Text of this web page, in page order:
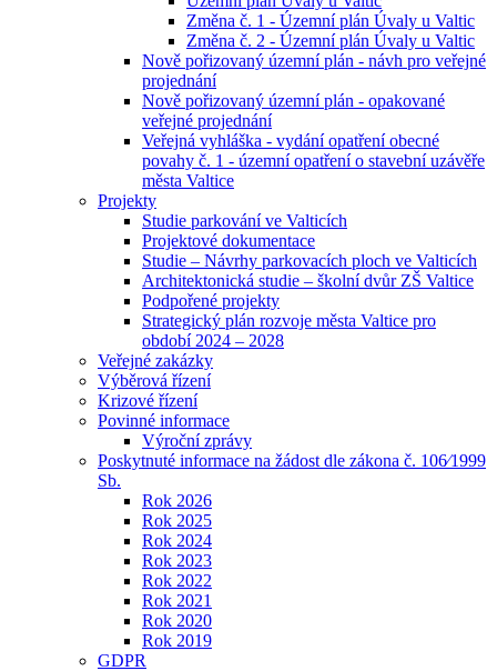
Změna č. 1 - Územní plán Úvaly u Valtic
Změna č. 2 - Územní plán Úvaly u Valtic
Nově pořizovaný územní plán - návh pro veřejné
projednání
Nově pořizovaný územní plán - opakované
veřejné projednání
Veřejná vyhláška - vydání opatření obecné
povahy č. 1 - územní opatření o stavební uzávěře
města Valtice
Projekty
Studie parkování ve Valticích
Projektové dokumentace
Studie – Návrhy parkovacích ploch ve Valticích
Architektonická studie – školní dvůr ZŠ Valtice
Podpořené projekty
Strategický plán rozvoje města Valtice pro
období 2024 – 2028
Veřejné zakázky
Výběrová řízení
Krizové řízení
Povinné informace
Výroční zprávy
Poskytnuté informace na žádost dle zákona č. 106⁄1999
Sb.
Rok 2026
Rok 2025
Rok 2024
Rok 2023
Rok 2022
Rok 2021
Rok 2020
Rok 2019
GDPR